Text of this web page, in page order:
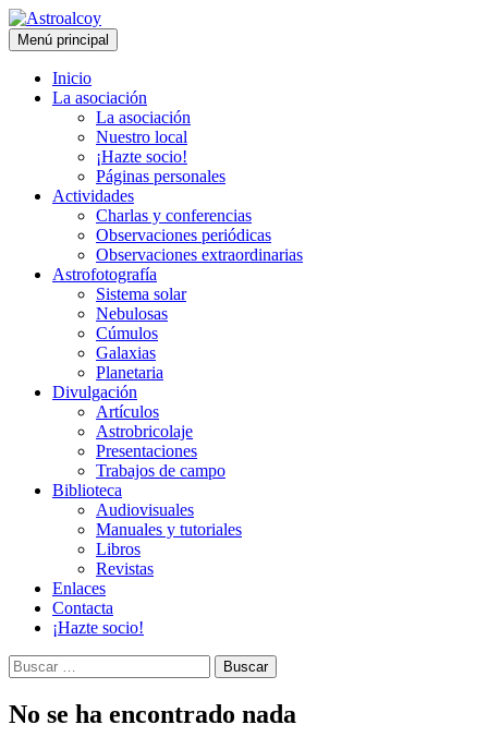
Saltar
al
contenido
Astroalcoy
Buscar
Menú principal
Inicio
La asociación
La asociación
Nuestro local
¡Hazte socio!
Páginas personales
Actividades
Charlas y conferencias
Observaciones periódicas
Observaciones extraordinarias
Astrofotografía
Sistema solar
Nebulosas
Cúmulos
Galaxias
Planetaria
Divulgación
Artículos
Astrobricolaje
Presentaciones
Trabajos de campo
Biblioteca
Audiovisuales
Manuales y tutoriales
Libros
Revistas
Enlaces
Contacta
¡Hazte socio!
Buscar:
No se ha encontrado nada